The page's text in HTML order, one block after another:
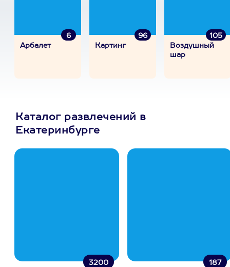
6
Арбалет
96
Картинг
105
Воздушный
шар
Каталог развлечений в
Екатеринбурге
3200 187